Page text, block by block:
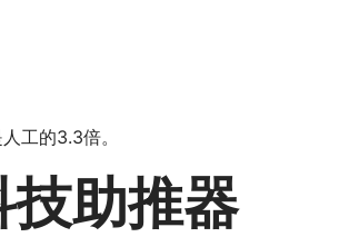
工的3.3倍。
助推器